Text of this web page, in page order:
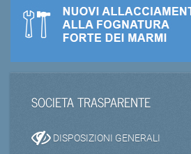
SOCIETA TRASPARENTE
DISPOSIZIONI GENERALI